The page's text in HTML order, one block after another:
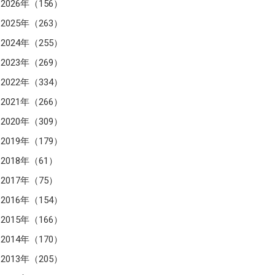
2026年（156）
2025年（263）
2024年（255）
2023年（269）
2022年（334）
2021年（266）
2020年（309）
2019年（179）
2018年（61）
2017年（75）
2016年（154）
2015年（166）
2014年（170）
2013年（205）